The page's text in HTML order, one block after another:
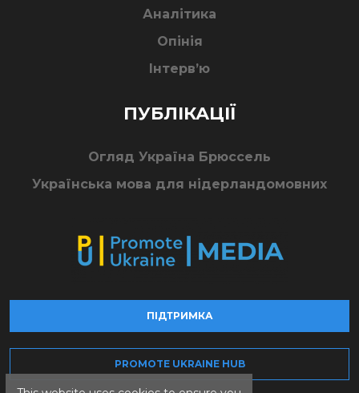
Аналітика
Опінія
Інтерв’ю
ПУБЛІКАЦІЇ
Огляд Україна Брюссель
Українська мова для нідерландомовних
ПІДТРИМКА
PROMOTE UKRAINE HUB